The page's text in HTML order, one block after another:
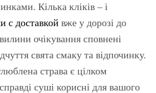
Кілька кліків – і
с доставкой вже у дорозі до
очікування сповнені
свята смаку та відпочинку.
страва є цілком
суші корисні для вашого